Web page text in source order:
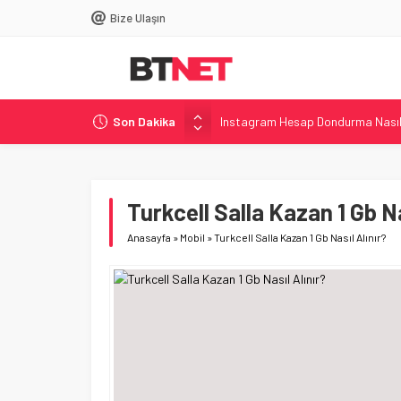
Bize Ulaşın
Son Dakika
Instagram Hesap Dondurma Nasıl
DNS Ayarları Nasıl Değiştirilir? –
Philips, 500 Hz Yenileme Hızına
Turkcell Salla Kazan 1 Gb
Anasayfa » Mobil »Turkcell Salla Kazan 1 Gb Nasıl Alınır?